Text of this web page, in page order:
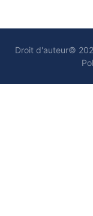
Droit d'auteur©